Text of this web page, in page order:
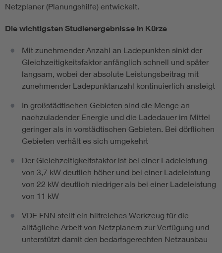
Netzplaner (Planungshilfe) entwickelt.
Die wichtigsten Studienergebnisse in Kürze
Mit zunehmender Anzahl an Ladepunkten sinkt der
Gleichzeitigkeitsfaktor anfänglich schnell und später
langsam, wobei der absolute Leistungsbeitrag mit
zunehmender Ladepunktanzahl kontinuierlich ansteigt
In großstädtischen Gebieten sind die Menge an
nachzuladender Energie und die Ladedauer im Mittel
geringer als in vorstädtischen Gebieten. Bei dörflichen
Gebieten verhält es sich umgekehrt
Der Gleichzeitigkeitsfaktor ist bei einer Ladeleistung
von 3,7 kW deutlich höher und bei einer Ladeleistung
von 22 kW deutlich niedriger als bei einer Ladeleistung
von 11 kW
VDE FNN stellt ein hilfreiches Werkzeug für die
alltägliche Arbeit von Netzplanern zur Verfügung und
unterstützt damit den bedarfsgerechten Netzausbau